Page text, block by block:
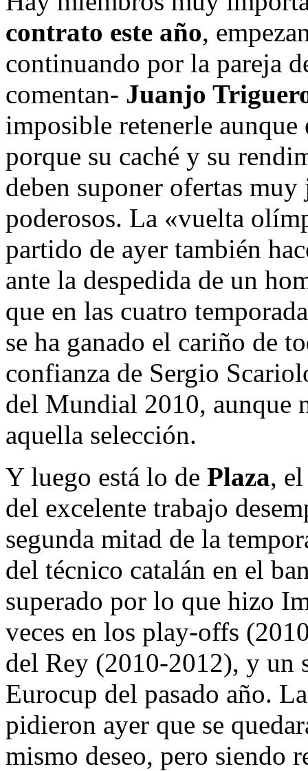
contrato este año,
continuando por la pareja
comentan- Juanjo
imposible retenerle aunque
porque su caché y su
deben suponer ofertas muy
poderosos. La «vuelta
partido de ayer también
ante la despedida de un
que en las cuatro
se ha ganado el cariño de
confianza de Sergio
del Mundial 2010, aunque
aquella selección.
Y luego está lo de Plaza,
del excelente trabajo
segunda mitad de la
del técnico catalán en el
superado por lo que hizo
veces en los play-offs
del Rey (2010-2012), y un
Eurocup del pasado año.
pidieron ayer que se
mismo deseo, pero siendo